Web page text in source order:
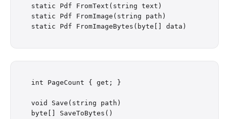
static Pdf FromText(string text)
static Pdf FromImage(string path)
int PageCount { get; }
void Save(string path)
byte[] SaveToBytes()